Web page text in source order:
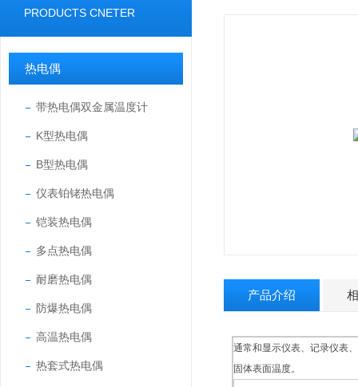
PRODUCTS CNETER
热电偶
带热电偶双金属温度计
K型热电偶
B型热电偶
仪表铂铑热电偶
铠装热电偶
多点热电偶
耐磨热电偶
防爆热电偶
高温热电偶
热套式热电偶
产品介绍
通常和显示仪表、记录仪表
固体表面温度。